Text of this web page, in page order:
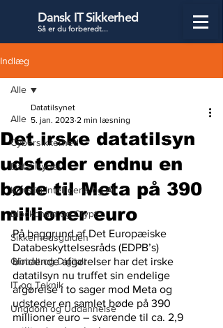
Dansk IT Sikkerhed
Så er du forberedt...
Indlæg
Alle
Cybersikkerhed
Datatilsynet
Kunstig Intelligens og AI
Blockchain og Crypto
Sikkerhedsguiden
Globalt og Digitalt
IT og Teknik
Ungdom og Uddannelse
Alle
Det irske datatilsyn
udsteder endnu en
bøde til Meta på 390
millioner euro
Datatilsynet
5. jan. 2023 2 min læsning
På baggrund af Det Europæiske
Databeskyttelsesråds (EDPB’s)
bindende afgørelser har det irske
datatilsyn nu truffet sin endelige
afgørelse i to sager mod Meta og
udsteder en samlet bøde på 390
millioner euro – svarende til ca. 2,9